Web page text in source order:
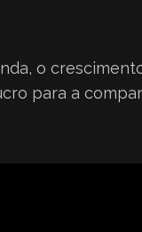
o
para a